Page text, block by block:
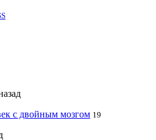
с двойным мозгом 19